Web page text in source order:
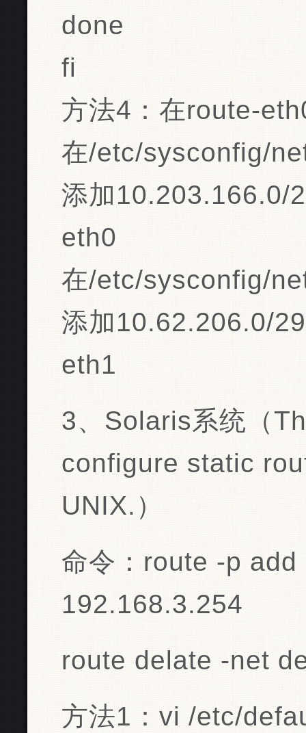
done
fi
方法4：在route-
在/etc/sysconfig/
添加10.203.166.0/
eth0
在/etc/sysconfig/
添加10.62.206.0/
eth1
3、Solaris系统（
configure static
UNIX.）
命令：route -p
192.168.3.254
route delate -net
方法1：vi /etc/